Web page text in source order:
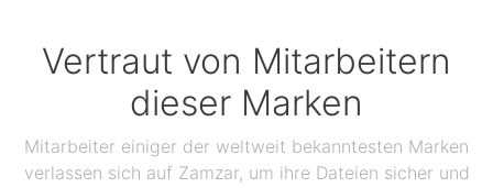
Vertraut von Mitarbeitern
dieser Marken
Mitarbeiter einiger der weltweit bekanntesten Marken
verlassen sich auf Zamzar, um ihre Dateien sicher und